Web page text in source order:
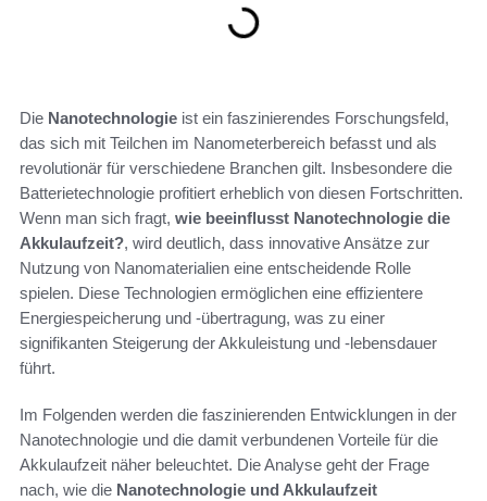
Die Nanotechnologie ist ein faszinierendes Forschungsfeld,
das sich mit Teilchen im Nanometerbereich befasst und als
revolutionär für verschiedene Branchen gilt. Insbesondere die
Batterietechnologie profitiert erheblich von diesen Fortschritten.
Wenn man sich fragt, wie beeinflusst Nanotechnologie die
Akkulaufzeit?, wird deutlich, dass innovative Ansätze zur
Nutzung von Nanomaterialien eine entscheidende Rolle
spielen. Diese Technologien ermöglichen eine effizientere
Energiespeicherung und -übertragung, was zu einer
signifikanten Steigerung der Akkuleistung und -lebensdauer
führt.
Im Folgenden werden die faszinierenden Entwicklungen in der
Nanotechnologie und die damit verbundenen Vorteile für die
Akkulaufzeit näher beleuchtet. Die Analyse geht der Frage
nach, wie die Nanotechnologie und Akkulaufzeit